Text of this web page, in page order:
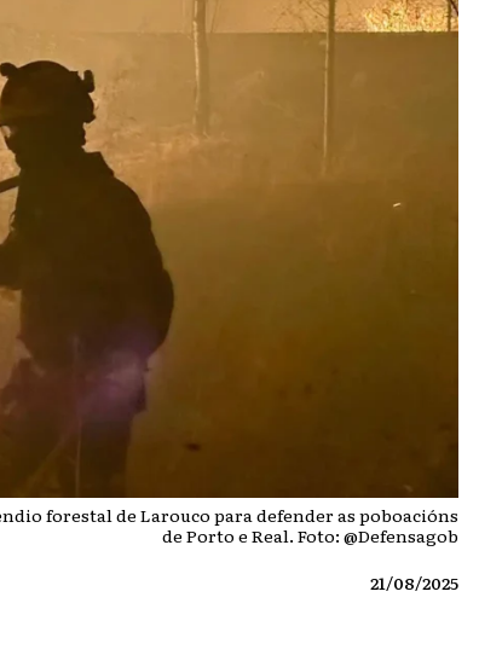
forestal de Larouco para defender as poboacións
de Porto e Real. Foto: @Defensagob
21/08/2025